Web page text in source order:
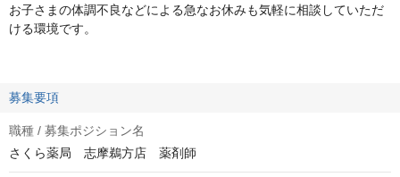
お子さまの体調不良などによる急なお休みも気軽に相談していただ
ける環境です。
募集要項
職種 / 募集ポジション名
さくら薬局 志摩鵜方店 薬剤師